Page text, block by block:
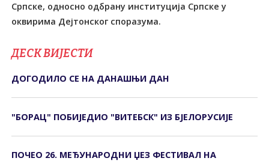
Српске, односно одбрану институција Српске у
оквирима Дејтонског споразума.
ДЕСК ВИЈЕСТИ
ДОГОДИЛО СЕ НА ДАНАШЊИ ДАН
"БОРАЦ" ПОБИЈЕДИО "ВИТЕБСК" ИЗ БЈЕЛОРУСИЈЕ
ПОЧЕО 26. МЕЂУНАРОДНИ ЏЕЗ ФЕСТИВАЛ НА